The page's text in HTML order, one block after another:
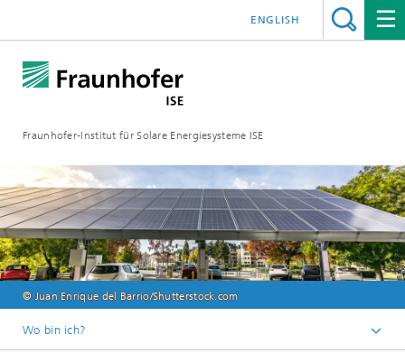
Fraunhofer-Institut für Solare Energiesysteme ISE
ENGLISH
© Juan Enrique del Barrio/Shutterstock.com
Wo bin ich?